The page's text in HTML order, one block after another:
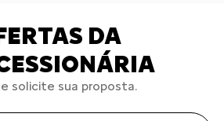
DA
solicite sua proposta.